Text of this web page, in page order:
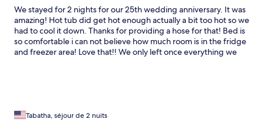
We stayed for 2 nights for our 25th wedding anniversary. It was
amazing! Hot tub did get hot enough actually a bit too hot so we
had to cool it down. Thanks for providing a hose for that! Bed is
so comfortable i can not believe how much room is in the fridge
and freezer area! Love that!! We only left once everything we
Tabatha, séjour de 2 nuits